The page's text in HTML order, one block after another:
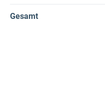
Gesamt